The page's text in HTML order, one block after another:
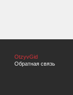
OtzyvGid
Обратная связь